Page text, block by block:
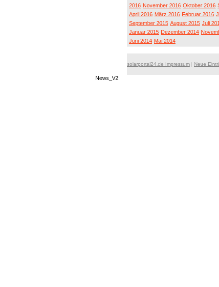
2016 November 2016 Oktober 2016
April 2016 März 2016 Februar 2016
September 2015 August 2015 Juli
Januar 2015 Dezember 2014
Juni 2014 Mai 2014
solarportal24.de Impressum | Neue
News_V2